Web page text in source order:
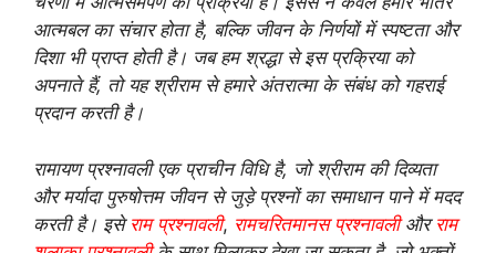
आत्मबल का संचार होता है, बल्कि जीवन के निर्णयों में स्पष्टता और
दिशा भी प्राप्त होती है। जब हम श्रद्धा से इस प्रक्रिया को
अपनाते हैं, तो यह श्रीराम से हमारे अंतरात्मा के संबंध को गहराई
प्रदान करती है।
रामायण प्रश्नावली एक प्राचीन विधि है, जो श्रीराम की दिव्यता
और मर्यादा पुरुषोत्तम जीवन से जुड़े प्रश्नों का समाधान पाने में मदद
करती है। इसे राम प्रश्नावली, रामचरितमानस प्रश्नावलीऔर राम